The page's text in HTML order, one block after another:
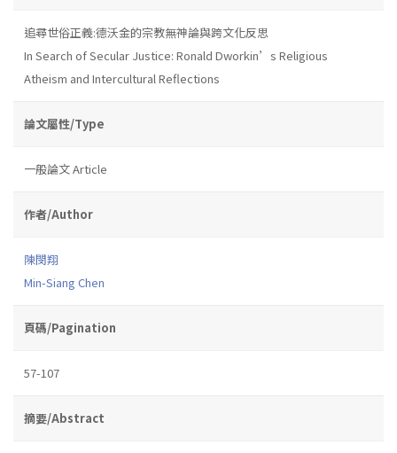
追尋世俗正義:德沃金的宗教無神論與跨文化反思
In Search of Secular Justice: Ronald Dworkin’s Religious
Atheism and Intercultural Reflections
論文屬性/Type
一般論文 Article
作者/Author
陳閔翔
Min-Siang Chen
頁碼/Pagination
57-107
摘要/Abstract